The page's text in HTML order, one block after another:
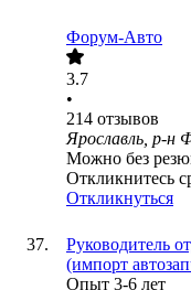
Форум-Авто
3.7
•
214 отзывов
Ярославль, р-н
Можно без
Откликнитесь
Откликнуться
Руководитель
(импорт
Опыт 3-6 лет